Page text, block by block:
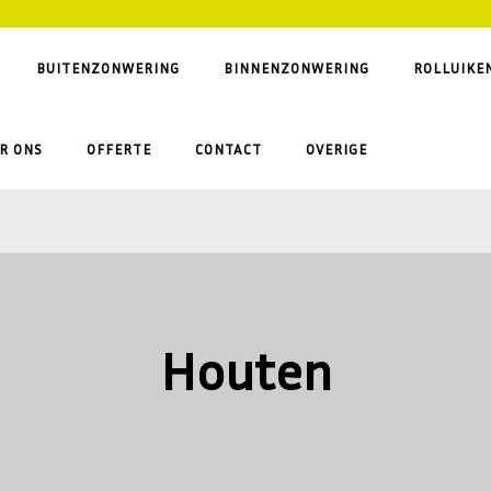
BUITENZONWERING BINNENZONWERING
ONS OFFERTE CONTACT OVERIGE
Houten